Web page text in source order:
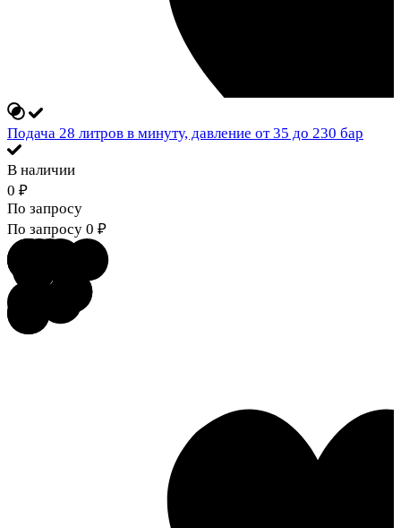
Подача 28 литров в минуту, давление от 35 до 230 бар
В наличии
0 ₽
По запросу
По запросу 0 ₽